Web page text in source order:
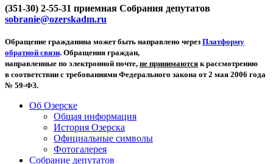
(351-30) 2-55-31 приемная Собрания депутатов
sobranie@ozerskadm.ru
Обращение гражданина может быть направлено через Платформу
обратной связи. Обращения граждан,
направленные по электронной почте, не принимаются к рассмотрению
в соответствии с требованиями Федерального закона от 2 мая 2006 года
№ 59-ФЗ.
Об Озерске
Общая информация
История Озерска
Официальные символы
Фотогалерея
Собрание депутатов